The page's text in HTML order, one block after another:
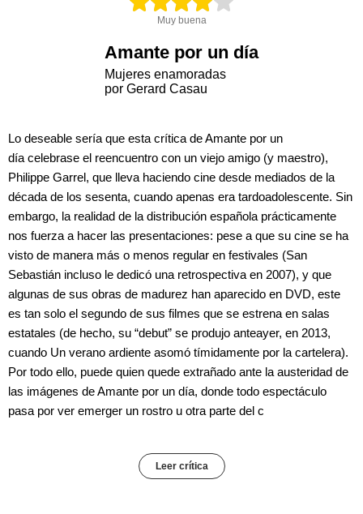
Muy buena
Amante por un día
Mujeres enamoradas
por Gerard Casau
Lo deseable sería que esta crítica de Amante por un
día celebrase el reencuentro con un viejo amigo (y maestro),
Philippe Garrel, que lleva haciendo cine desde mediados de la
década de los sesenta, cuando apenas era tardoadolescente. Sin
embargo, la realidad de la distribución española prácticamente
nos fuerza a hacer las presentaciones: pese a que su cine se ha
visto de manera más o menos regular en festivales (San
Sebastián incluso le dedicó una retrospectiva en 2007), y que
algunas de sus obras de madurez han aparecido en DVD, este
es tan solo el segundo de sus filmes que se estrena en salas
estatales (de hecho, su “debut” se produjo anteayer, en 2013,
cuando Un verano ardiente asomó tímidamente por la cartelera).
Por todo ello, puede quien quede extrañado ante la austeridad de
las imágenes de Amante por un día, donde todo espectáculo
pasa por ver emerger un rostro u otra parte del c
Leer crítica